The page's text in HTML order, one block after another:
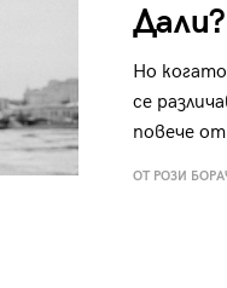
Дали?
Но
се
повече
ОТ РОЗИ